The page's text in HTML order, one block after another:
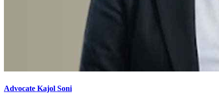
Advocate Kajol Soni